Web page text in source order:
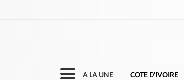
A LA UNE COTE D'IVOIRE